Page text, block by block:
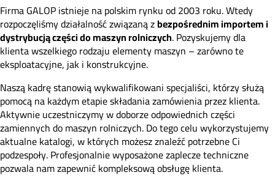
e
m
Firma GALOP istnieje na polskim rynku od 2003 roku. Wtedy
rozpoczęliśmy działalność związaną zbezpośrednim importem i
dystrybucją części do maszyn rolniczych. Pozyskujemy dla
klienta wszelkiego rodzaju elementy maszyn – zarówno te
eksploatacyjne, jak i konstrukcyjne.
Naszą kadrę stanowią wykwalifikowani specjaliści, którzy służą
pomocą na każdym etapie składania zamówienia przez klienta.
Aktywnie uczestniczymy w doborze odpowiednich części
zamiennych do maszyn rolniczych. Do tego celu wykorzystujemy
aktualne katalogi, w których możesz znaleźć potrzebne Ci
podzespoły. Profesjonalnie wyposażone zaplecze techniczne
pozwala nam zapewnić kompleksową obsługę klienta.